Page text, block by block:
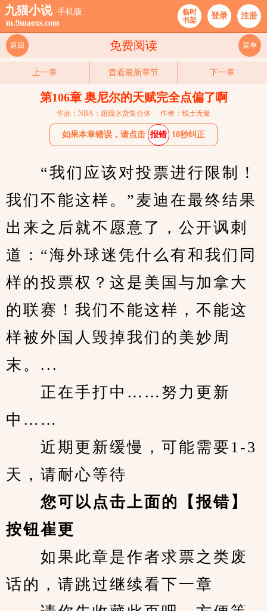
九猫小说 手机版
m.9maoxs.com
临时
书架
登录 注册
免费阅读
返回 菜单
上一章 查看最新章节 下一章
第106章 奥尼尔的天赋完全点偏了啊
作品：NBA：超级水货集合体 作者：钱土无量
如果本章错误，请点击 报错 10秒纠正
“我们应该对投票进行限制！
我们不能这样。”麦迪在最终结果
出来之后就不愿意了，公开讽刺
道：“海外球迷凭什么有和我们同
样的投票权？这是美国与加拿大
的联赛！我们不能这样，不能这
样被外国人毁掉我们的美妙周
末。...
正在手打中……努力更新
中……
近期更新缓慢，可能需要1-3
天，请耐心等待
您可以点击上面的【报错】
按钮崔更
如果此章是作者求票之类废
话的，请跳过继续看下一章